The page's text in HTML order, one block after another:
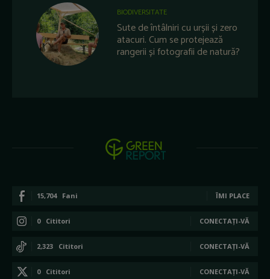
BIODIVERSITATE
Sute de întâlniri cu urșii și zero
atacuri. Cum se protejează
rangerii și fotografii de natură?
15,704 Fani ÎMI PLACE
0 Cititori CONECTAȚI-VĂ
2,323 Cititori CONECTAȚI-VĂ
0 Cititori CONECTAȚI-VĂ